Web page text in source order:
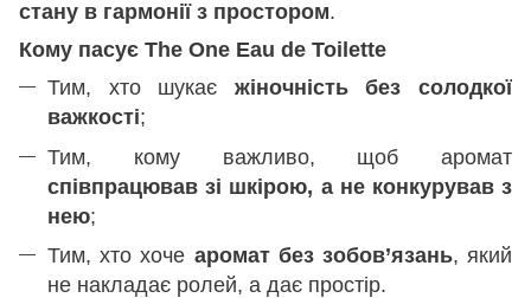
стану в гармонії з простором.
Кому пасує The One Eau de Toilette
Тим, хто шукає жіночність без солодкої
важкості;
Тим, кому важливо, щоб аромат
співпрацював зі шкірою, а не конкурував з
нею;
Тим, хто хоче аромат без зобов’язань, який
не накладає ролей, а дає простір.